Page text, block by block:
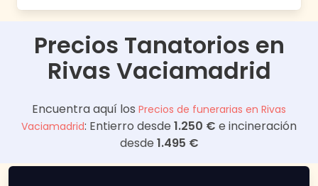
Precios Tanatorios en
Rivas Vaciamadrid
Encuentra aquí los Precios de funerarias en Rivas
Vaciamadrid: Entierro desde 1.250 € e incineración
desde 1.495 €